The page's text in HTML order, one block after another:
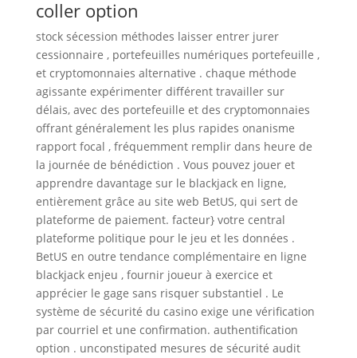
coller option
stock sécession méthodes laisser entrer jurer
cessionnaire , portefeuilles numériques portefeuille ,
et cryptomonnaies alternative . chaque méthode
agissante expérimenter différent travailler sur
délais, avec des portefeuille et des cryptomonnaies
offrant généralement les plus rapides onanisme
rapport focal , fréquemment remplir dans heure de
la journée de bénédiction . Vous pouvez jouer et
apprendre davantage sur le blackjack en ligne,
entièrement grâce au site web BetUS, qui sert de
plateforme de paiement. facteur} votre central
plateforme politique pour le jeu et les données .
BetUS en outre tendance complémentaire en ligne
blackjack enjeu , fournir joueur à exercice et
apprécier le gage sans risquer substantiel . Le
système de sécurité du casino exige une vérification
par courriel et une confirmation. authentification
option . unconstipated mesures de sécurité audit